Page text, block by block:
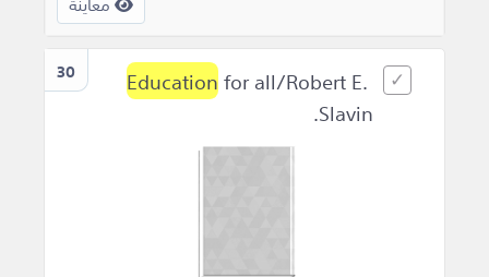
30 Educationfor all/Robert E.
Slavin.